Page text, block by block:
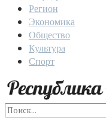
Регион
Экономика
Общество
Культура
Спорт